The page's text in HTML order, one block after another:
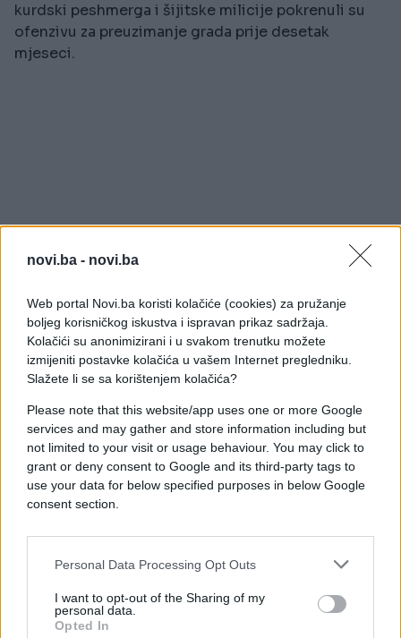
novi.ba - novi.ba
Web portal Novi.ba koristi kolačiće (cookies) za pružanje
boljeg korisničkog iskustva i ispravan prikaz sadržaja.
Kolačići su anonimizirani i u svakom trenutku možete
izmijeniti postavke kolačića u vašem Internet pregledniku.
Slažete li se sa korištenjem kolačića?
Please note that this website/app uses one or more Google
services and may gather and store information including but
not limited to your visit or usage behaviour. You may click to
grant or deny consent to Google and its third-party tags to
use your data for below specified purposes in below Google
consent section.
Personal Data Processing Opt Outs
I want to opt-out of the Sharing of my
personal data.
Opted In
kurdski peshmerga i šijitske milicije pokrenuli su
ofenzivu za preuzimanje grada prije desetak
mjeseci.
(Novi.ba)